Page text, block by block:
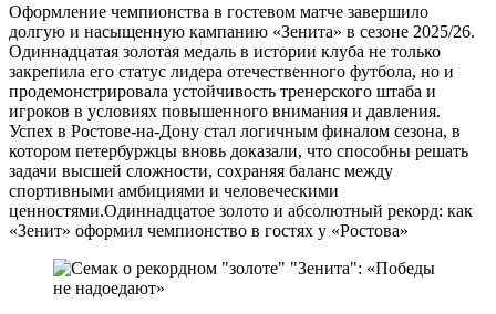
Оформление чемпионства в гостевом матче завершило
долгую и насыщенную кампанию «Зенита» в сезоне 2025/26.
Одиннадцатая золотая медаль в истории клуба не только
закрепила его статус лидера отечественного футбола, но и
продемонстрировала устойчивость тренерского штаба и
игроков в условиях повышенного внимания и давления.
Успех в Ростове-на-Дону стал логичным финалом сезона, в
котором петербуржцы вновь доказали, что способны решать
задачи высшей сложности, сохраняя баланс между
спортивными амбициями и человеческими
ценностями.Одиннадцатое золото и абсолютный рекорд: как
«Зенит» оформил чемпионство в гостях у «Ростова»